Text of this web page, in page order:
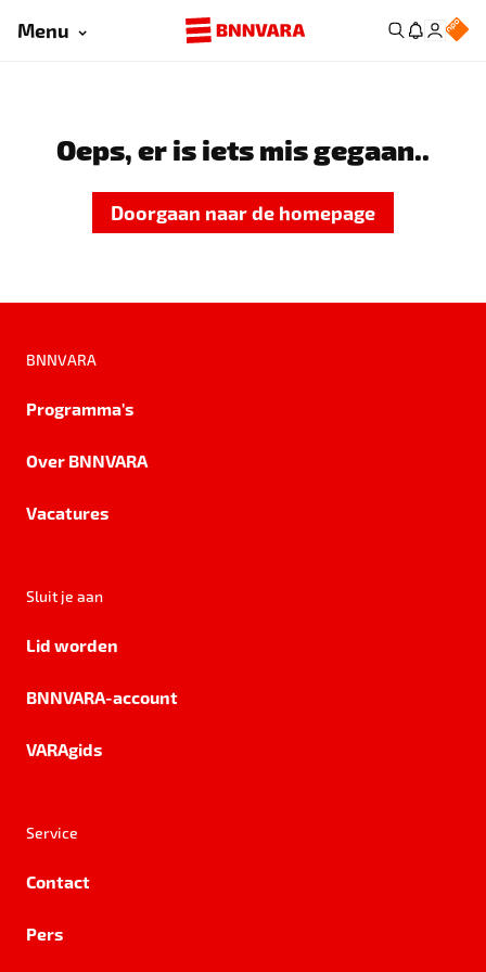
Menu
Oeps, er is iets mis gegaan..
Doorgaan naar de homepage
BNNVARA
Programma's
Over BNNVARA
Vacatures
Sluit je aan
Lid worden
BNNVARA-account
VARAgids
Service
Contact
Pers